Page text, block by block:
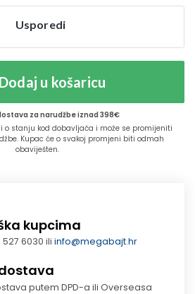
Usporedi
Dodaj u košaricu
za narudžbe iznad 398€
o stanju kod dobavljača i može se promijeniti
Kupac će o svakoj promjeni biti odmah
obaviješten.
kupcima
527 6030 iliinfo@megabajt.hr
putem DPD-a ili Overseasa